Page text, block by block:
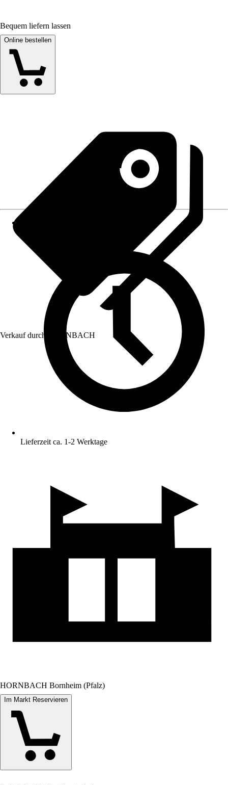
Bequem liefern lassen
Online bestellen
Verkauf durch: HORNBACH
Lieferzeit ca. 1-2 Werktage
HORNBACH Bornheim (Pfalz)
Im Markt Reservieren